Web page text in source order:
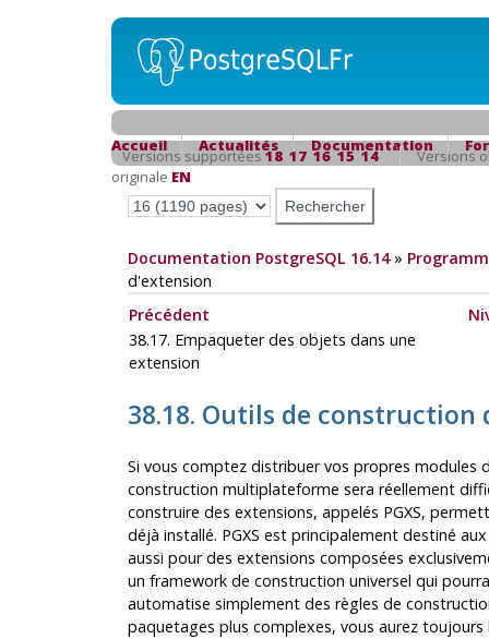
Accueil Actualités Documentation
Versions supportées18 17 16 15 14
Versions
originale EN
Documentation PostgreSQL 16.14»
d'extension
Précédent
38.17. Empaqueter des objets dans une
extension
38.18. Outils de
Si vous comptez distribuer vos propres modules
construction multiplateforme sera réellement
construire des extensions, appelés PGXS,
déjà installé. PGXS est principalement destiné
aussi pour des extensions composées
un framework de construction universel qui
automatise simplement des règles de
paquetages plus complexes, vous aurez